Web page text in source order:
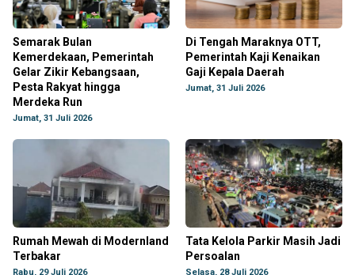
Semarak Bulan
Kemerdekaan, Pemerintah
Gelar Zikir Kebangsaan,
Pesta Rakyat hingga
Merdeka Run
Jumat, 31 Juli 2026
Di Tengah Maraknya OTT,
Pemerintah Kaji Kenaikan
Gaji Kepala Daerah
Jumat, 31 Juli 2026
Rumah Mewah di Modernland
Terbakar
Rabu, 29 Juli 2026
Tata Kelola Parkir Masih Jadi
Persoalan
Selasa, 28 Juli 2026